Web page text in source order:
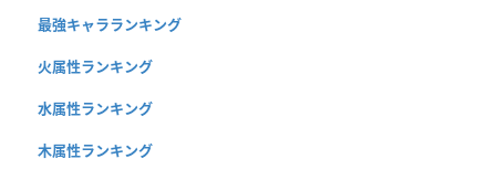
最強キャラランキング
火属性ランキング
水属性ランキング
木属性ランキング